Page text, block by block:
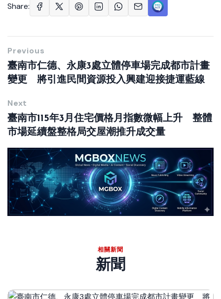
Share:
Previous
臺南市仁德、永康3處立體停車場完成都市計畫
變更 將引進民間資源投入興建迎接捷運藍線
Next
臺南市115年3月住宅價格月指數微幅上升 整體
市場延續盤整格局交屋潮推升成交量
相關新聞
新聞